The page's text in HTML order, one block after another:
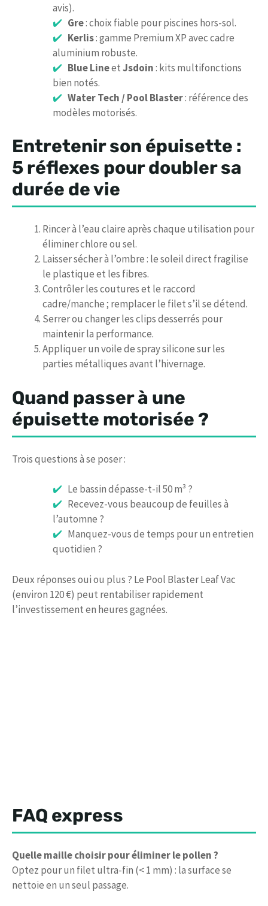
avis).
Gre: choix fiable pour piscines hors-sol.
Kerlis: gamme Premium XP avec cadre
aluminium robuste.
Blue LineetJsdoin: kits multifonctions
bien notés.
Water Tech / Pool Blaster: référence des
modèles motorisés.
Entretenir son épuisette :
5 réflexes pour doubler sa
durée de vie
Rincer à l’eau claire après chaque utilisation pour
éliminer chlore ou sel.
Laisser sécher à l’ombre : le soleil direct fragilise
le plastique et les fibres.
Contrôler les coutures et le raccord
cadre/manche ; remplacer le filet s’il se détend.
Serrer ou changer les clips desserrés pour
maintenir la performance.
Appliquer un voile de spray silicone sur les
parties métalliques avant l’hivernage.
Quand passer à une
épuisette motorisée ?
Trois questions à se poser :
Le bassin dépasse-t-il 50 m³ ?
Recevez-vous beaucoup de feuilles à
l’automne ?
Manquez-vous de temps pour un entretien
quotidien ?
Deux réponses oui ou plus ? Le Pool Blaster Leaf Vac
(environ 120 €) peut rentabiliser rapidement
l’investissement en heures gagnées.
FAQ express
Quelle maille choisir pour éliminer le pollen ?
Optez pour un filet ultra-fin (< 1 mm) : la surface se
nettoie en un seul passage.